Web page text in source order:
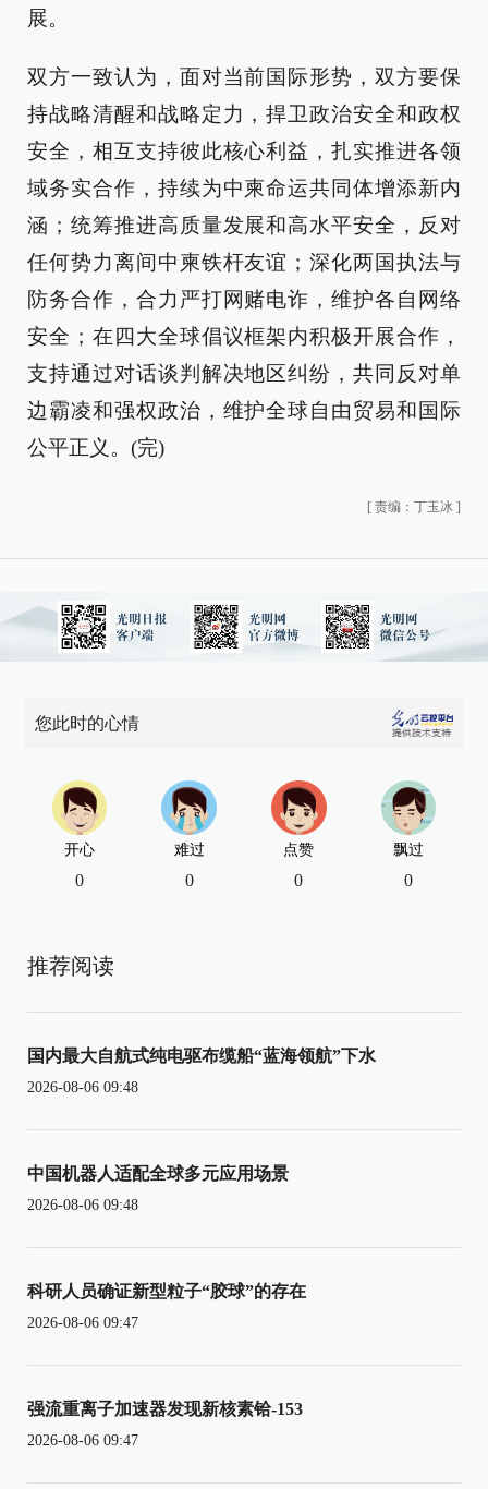
展。
双方一致认为，面对当前国际形势，双方要保
持战略清醒和战略定力，捍卫政治安全和政权
安全，相互支持彼此核心利益，扎实推进各领
域务实合作，持续为中柬命运共同体增添新内
涵；统筹推进高质量发展和高水平安全，反对
任何势力离间中柬铁杆友谊；深化两国执法与
防务合作，合力严打网赌电诈，维护各自网络
安全；在四大全球倡议框架内积极开展合作，
支持通过对话谈判解决地区纠纷，共同反对单
边霸凌和强权政治，维护全球自由贸易和国际
公平正义。(完)
[ 责编：丁玉冰 ]
您此时的心情
开心
0
难过
0
点赞
0
飘过
0
推荐阅读
国内最大自航式纯电驱布缆船“蓝海领航”下水
2026-08-06 09:48
中国机器人适配全球多元应用场景
2026-08-06 09:48
科研人员确证新型粒子“胶球”的存在
2026-08-06 09:47
强流重离子加速器发现新核素铪-153
2026-08-06 09:47